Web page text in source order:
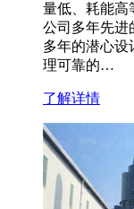
量低、耗能高
公司多年先进
多年的潜心设
理可靠的…
了解详情